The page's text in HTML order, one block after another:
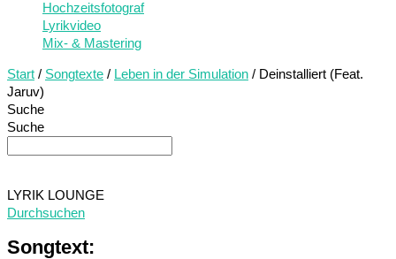
Hochzeitsfotograf
Lyrikvideo
Mix- & Mastering
Start / Songtexte / Leben in der Simulation / Deinstalliert (Feat.
Jaruv)
Suche
Suche
LYRIK LOUNGE
Durchsuchen
Songtext: